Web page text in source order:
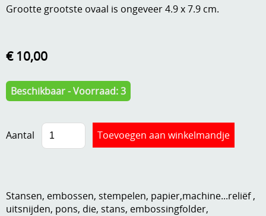
Embossen
Hechtingsmaterialen
Hout , MDF, kartonmateriaal, steen
Kneedmateriaal
Merken
Grootte grootste ovaal is ongeveer 4.9 x 7.9 cm.
€ 10,00
Beschikbaar - Voorraad: 3
Aantal
Stansen, embossen, stempelen, papier,machine...reliëf ,
uitsnijden, pons, die, stans, embossingfolder,